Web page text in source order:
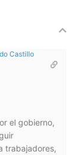
Castillo
el gobierno,
trabajadores,